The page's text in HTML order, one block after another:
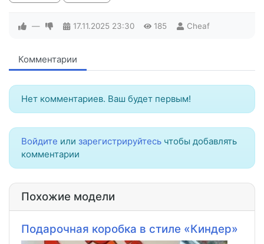
— 17.11.2025 23:30 185 Cheaf
Комментарии
Нет комментариев. Ваш будет первым!
Войдите или зарегистрируйтесь чтобы добавлять
комментарии
Похожие модели
Подарочная коробка в стиле «Киндер»